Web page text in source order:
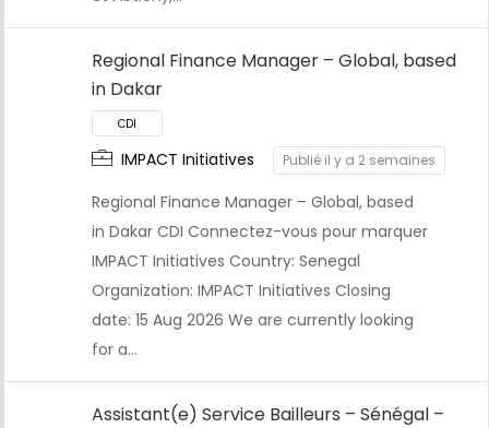
CDI
CDI
Regional Finance Manager – Global, based
in Dakar
IMPACT Initiatives Publié il y a 2 semaines
Regional Finance Manager – Global, based
in Dakar CDI Connectez-vous pour marquer
IMPACT Initiatives Country: Senegal
Organization: IMPACT Initiatives Closing
date: 15 Aug 2026 We are currently looking
for a…
Assistant(e) Service Bailleurs – Sénégal –